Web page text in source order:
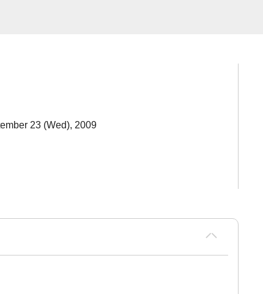
23 (Wed), 2009